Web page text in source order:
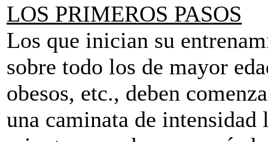
LOS PRIMEROS PASOS
Los que inician su
sobre todo los de mayor
obesos, etc., deben
una caminata de intensidad